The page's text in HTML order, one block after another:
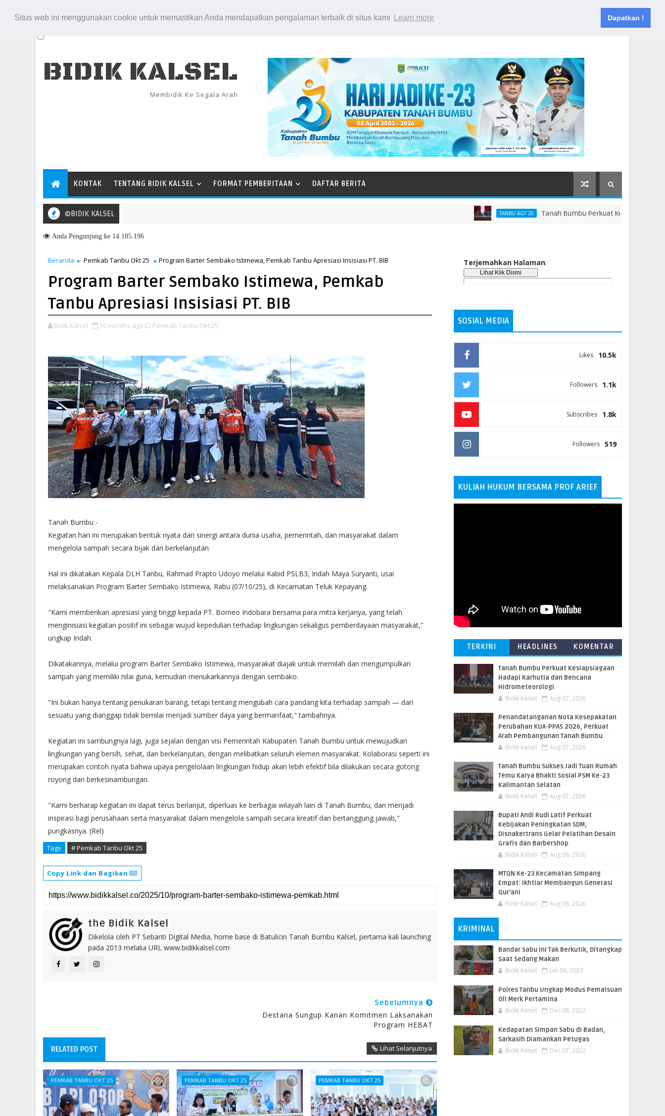
Situs web ini menggunakan cookie untuk memastikan Anda mendapatkan pengalaman terbaik di situs kami Learn more Dapatkan !
Kontak
BIDIK KALSEL
Membidik Ke Segala Arah
KONTAK TENTANG BIDIK KALSEL FORMAT PEMBERITAAN DAFTAR BERITA
©BIDIK KALSEL TANBU AGT 26 Tanah Bumbu Perkuat Kesiapsiagaan
MTQN Ke-23 Kecamatan Simpang Empat: Ikhtiar Membangun Generasi Qur’ani
Anda Pengunjung ke 14.185.196
Beranda Pemkab Tanbu Okt 25 Program Barter Sembako Istimewa, Pemkab Tanbu Apresiasi Insisiasi PT. BIB
Program Barter Sembako Istimewa, Pemkab
Tanbu Apresiasi Insisiasi PT. BIB
Bidik Kalsel 10 months ago Pemkab Tanbu Okt 25,
Tanah Bumbu -
Kegiatan hari ini merupakan bentuk nyata dari sinergi antara dunia usaha, pemerintah, dan masyarakat dalam
mengelola sampah secara bijak dan berkelanjutan.
Hal ini dikatakan Kepala DLH Tanbu, Rahmad Prapto Udoyo melalui Kabid PSLB3, Indah Maya Suryanti, usai
melaksanakan Program Barter Sembako Istimewa, Rabu (07/10/25), di Kecamatan Teluk Kepayang.
"Kami memberikan apresiasi yang tinggi kepada PT. Borneo Indobara bersama para mitra kerjanya, yang telah
menginisiasi kegiatan positif ini sebagai wujud kepedulian terhadap lingkungan sekaligus pemberdayaan masyarakat,"
ungkap Indah.
Dikatakannya, melalui program Barter Sembako Istimewa, masyarakat diajak untuk memilah dan mengumpulkan
sampah yang memiliki nilai guna, kemudian menukarkannya dengan sembako.
"Ini bukan hanya tentang penukaran barang, tetapi tentang mengubah cara pandang kita terhadap sampah — dari
sesuatu yang dianggap tidak bernilai menjadi sumber daya yang bermanfaat," tambahnya.
Kegiatan ini sambungnya lagi, juga sejalan dengan visi Pemerintah Kabupaten Tanah Bumbu untuk mewujudkan
lingkungan yang bersih, sehat, dan berkelanjutan, dengan melibatkan seluruh elemen masyarakat. Kolaborasi seperti ini
merupakan contoh nyata bahwa upaya pengelolaan lingkungan hidup akan lebih efektif bila dilakukan secara gotong
royong dan berkesinambungan.
"Kami berharap kegiatan ini dapat terus berlanjut, diperluas ke berbagai wilayah lain di Tanah Bumbu, dan menjadi
inspirasi bagi perusahaan serta masyarakat dalam mengelola sampah secara kreatif dan bertanggung jawab,"
pungkasnya. (Rel)
Tags # Pemkab Tanbu Okt 25
Copy Link dan Bagikan
the Bidik Kalsel
Dikelola oleh PT Sebanti Digital Media, home base di Batulicin Tanah Bumbu Kalsel, pertama kali launching
pada 2013 melalui URL www.bidikkalsel.com
Sebelumnya
Destana Sungup Kanan Komitmen Laksanakan
Program HEBAT
RELATED POST Lihat Selanjutnya
PEMKAB TANBU OKT 25 PEMKAB TANBU OKT 25 PEMKAB TANBU OKT 25
Terjemahkan Halaman:
SOSIAL MEDIA
10.5k
Likes
1.1k
Followers
1.8k
Subscribes
519
Followers
KULIAH HUKUM BERSAMA PROF ARIEF
TERKINI HEADLINES KOMENTAR
Tanah Bumbu Perkuat Kesiapsiagaan
Hadapi Karhutla dan Bencana
Hidrometeorologi
Bidik Kalsel Aug 07, 2026
Penandatanganan Nota Kesepakatan
Perubahan KUA-PPAS 2026, Perkuat
Arah Pembangunan Tanah Bumbu
Bidik Kalsel Aug 07, 2026
Tanah Bumbu Sukses Jadi Tuan Rumah
Temu Karya Bhakti Sosial PSM Ke-23
Kalimantan Selatan
Bidik Kalsel Aug 07, 2026
Bupati Andi Rudi Latif Perkuat
Kebijakan Peningkatan SDM,
Disnakertrans Gelar Pelatihan Desain
Grafis dan Barbershop
Bidik Kalsel Aug 06, 2026
MTQN Ke-23 Kecamatan Simpang
Empat: Ikhtiar Membangun Generasi
Qur’ani
Bidik Kalsel Aug 06, 2026
KRIMINAL
Bandar Sabu Ini Tak Berkutik, Ditangkap
Saat Sedang Makan
Bidik Kalsel Jan 06, 2023
Polres Tanbu Ungkap Modus Pemalsuan
Oli Merk Pertamina
Bidik Kalsel Dec 08, 2022
Kedapatan Simpan Sabu di Badan,
Sarkasih Diamankan Petugas
Bidik Kalsel Dec 07, 2022